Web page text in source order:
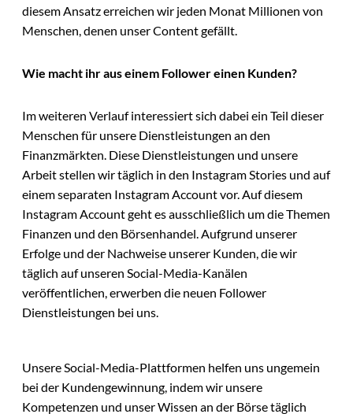
diesem Ansatz erreichen wir jeden Monat Millionen von
Menschen, denen unser Content gefällt.
Wie macht ihr aus einem Follower einen Kunden?
Im weiteren Verlauf interessiert sich dabei ein Teil dieser
Menschen für unsere Dienstleistungen an den
Finanzmärkten. Diese Dienstleistungen und unsere
Arbeit stellen wir täglich in den Instagram Stories und auf
einem separaten Instagram Account vor. Auf diesem
Instagram Account geht es ausschließlich um die Themen
Finanzen und den Börsenhandel. Aufgrund unserer
Erfolge und der Nachweise unserer Kunden, die wir
täglich auf unseren Social-Media-Kanälen
veröffentlichen, erwerben die neuen Follower
Dienstleistungen bei uns.
Unsere Social-Media-Plattformen helfen uns ungemein
bei der Kundengewinnung, indem wir unsere
Kompetenzen und unser Wissen an der Börse täglich